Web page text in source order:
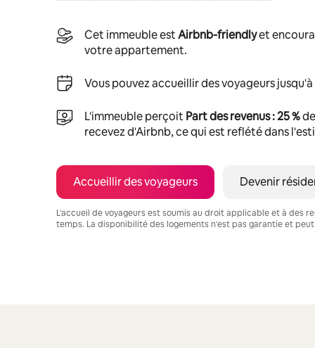
Cet immeuble estAirbnb-friendlyet
votre appartement.
Vous pouvez accueillir des voyageurs jusqu'à
L'immeuble perçoit Part des revenus : 25 %
recevez d'Airbnb, ce qui est reflété dans
Accueillir des voyageurs Devenir
L'accueil de voyageurs est soumis au droit applicable et à des
temps. La disponibilité des logements n'est pas garantie et